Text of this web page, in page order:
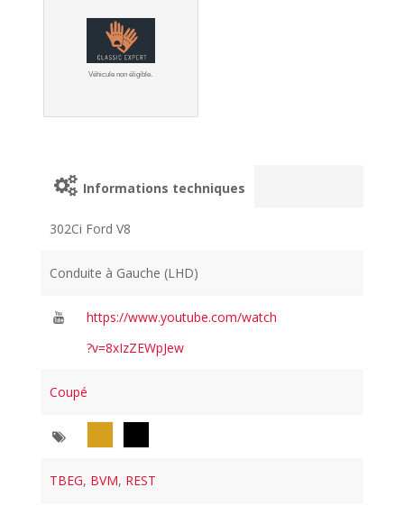
Véhicule non éligible.
Informations techniques
302Ci Ford V8
Conduite à Gauche (LHD)
https://www.youtube.com/watch
?v=8xIzZEWpJew
Coupé
TBEG, BVM, REST